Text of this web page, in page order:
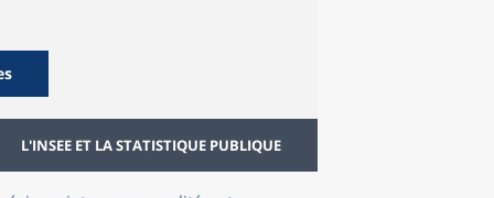
L'INSEE ET LA STATISTIQUE PUBLIQUE